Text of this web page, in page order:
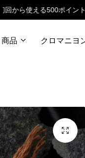
ニュースレ
商品 クロマニヨ